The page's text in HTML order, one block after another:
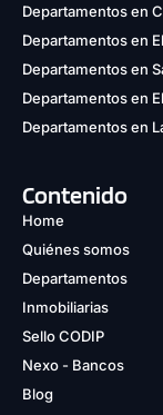
Departamentos en
Departamentos en
Departamentos en
Departamentos en
Departamentos en
Contenido
Home
Quiénes somos
Departamentos
Inmobiliarias
Sello CODIP
Nexo - Bancos
Blog